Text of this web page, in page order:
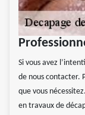
Si vous avez
de nous contacter.
que vous
en travaux de